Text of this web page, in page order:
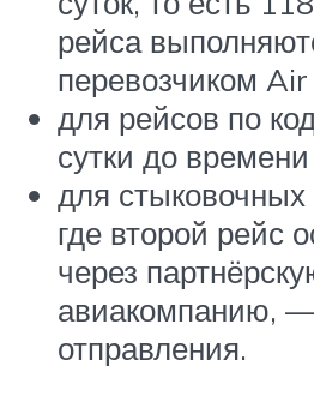
рейса
перевозчиком
для рейсов по
сутки до
для
где второй рейс
через
авиакомпанию,
отправления.